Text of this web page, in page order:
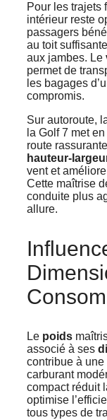
Pour les trajets
intérieur reste
passagers
au toit
aux jambes. Le
permet de
les bagages
compromis.
Sur autoroute,
la Golf 7 met
route
hauteur-
vent et
Cette maîtrise
conduite plus
allure.
Le poids
associé à ses
contribue à
carburant
compact réduit
optimise
tous types de